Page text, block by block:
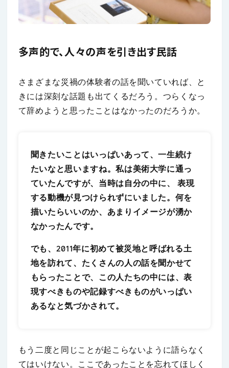
多声的で、人々の声を引き出す民話
さまざまな災禍の体験者の話を聞いていれば、と
きには深刻な話題も出てくるだろう。つらくなっ
て辞めようと思ったことはなかったのだろうか。
聞きたいことはいっぱいあって、一生続け
たいなと思いますね。私は美術大学に通っ
ていたんですが、当時は自分の中に、 表現
する動機が見つけられずにいました。何を
描いたらいいのか、あまりイメージが湧か
なかったんです。
でも、2011年に初めて被災地と呼ばれる土
地を訪れて、たくさんの人の話を聞かせて
もらったことで、この人たちの中には、表
現すべきものや記録すべきものがいっぱい
あるなと気づかされて。
もう二度と同じことが起こらないように語らなく
てはいけない。ここであったことを忘れてほしく